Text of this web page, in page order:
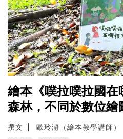
繪本《噗拉噗拉國在
森林，不同於數位繪
撰文 歐玲瀞（繪本教學講師）